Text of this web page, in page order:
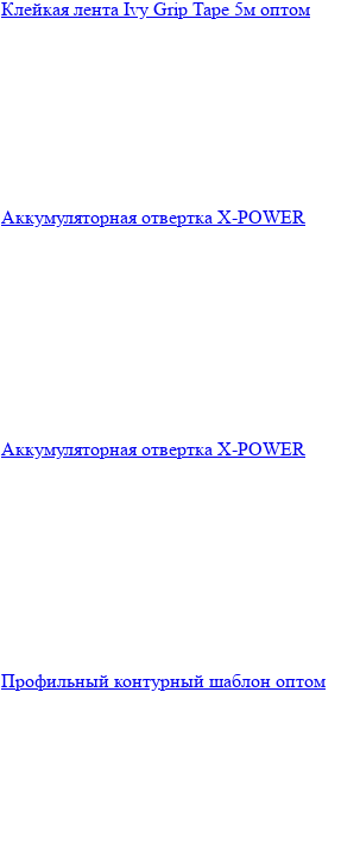
Клейкая лента Ivy Grip Tape 5м оптом
Аккумуляторная отвертка X-POWER
Аккумуляторная отвертка X-POWER
Профильный контурный шаблон оптом